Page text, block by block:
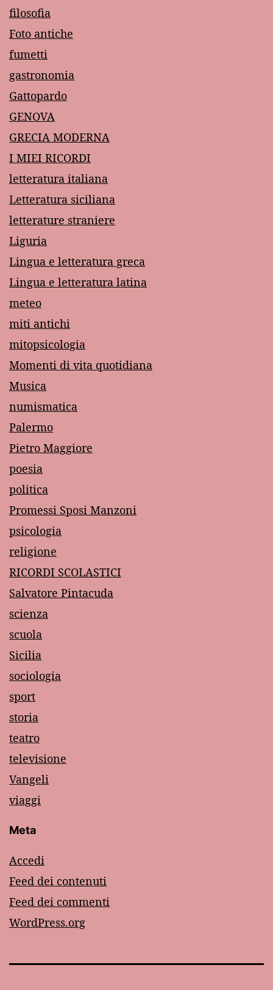
filosofia
Foto antiche
fumetti
gastronomia
Gattopardo
GENOVA
GRECIA MODERNA
I MIEI RICORDI
letteratura italiana
Letteratura siciliana
letterature straniere
Liguria
Lingua e letteratura greca
Lingua e letteratura latina
meteo
miti antichi
mitopsicologia
Momenti di vita quotidiana
Musica
numismatica
Palermo
Pietro Maggiore
poesia
politica
Promessi Sposi Manzoni
psicologia
religione
RICORDI SCOLASTICI
Salvatore Pintacuda
scienza
scuola
Sicilia
sociologia
sport
storia
teatro
televisione
Vangeli
viaggi
Meta
Accedi
Feed dei contenuti
Feed dei commenti
WordPress.org